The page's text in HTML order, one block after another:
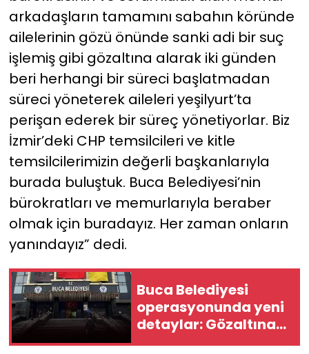
arkadaşların tamamını sabahın köründe
ailelerinin gözü önünde sanki adi bir suç
işlemiş gibi gözaltına alarak iki günden
beri herhangi bir süreci başlatmadan
süreci yöneterek aileleri yeşilyurt’ta
perişan ederek bir süreç yönetiyorlar. Biz
İzmir’deki CHP temsilcileri ve kitle
temsilcilerimizin değerli başkanlarıyla
burada buluştuk. Buca Belediyesi’nin
bürokratları ve memurlarıyla beraber
olmak için buradayız. Her zaman onların
yanındayız” dedi.
Buca Belediyesi
operasyonunda yeni
detaylar: Gözaltına
alınan 62 isim belli